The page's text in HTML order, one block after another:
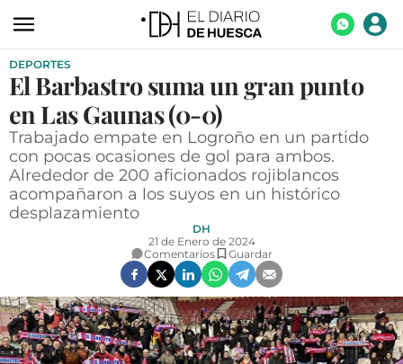
ACTUALIDAD
ECONOMÍA
TECNOLOGÍA
TURISMO
AGROALIMENTACIÓN
SOCIEDAD
OPINIÓN
DEPORTES
El Barbastro suma un gran punto
en Las Gaunas (0-0)
Trabajado empate en Logroño en un partido
con pocas ocasiones de gol para ambos.
Alrededor de 200 aficionados rojiblancos
acompañaron a los suyos en un histórico
desplazamiento
DH
21 de Enero de 2024
Comentarios
Guardar